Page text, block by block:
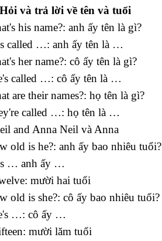
và trả lời về tên và tuổi
his name?: anh ấy tên là gì?
called …: anh ấy tên là …
her name?: cô ấy tên là gì?
called …: cô ấy tên là …
are their names?: họ tên là gì?
called …: họ tên là …
and Anna Neil và Anna
old is he?: anh ấy bao nhiêu tuổi?
… anh ấy …
mười hai tuổi
old is she?: cô ấy bao nhiêu tuổi?
…: cô ấy …
mười lăm tuổi